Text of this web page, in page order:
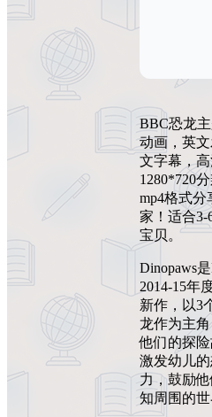
BBC恐龙
动画，英
文字幕，
1280*720
mp4格式分
家！适合3-
宝贝。
Dinopaws
2014-15年
新作，以3
龙作为主
他们的探险
激发幼儿的
力，鼓励
知周围的世